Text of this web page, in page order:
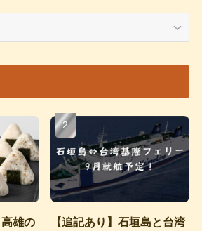
高雄の
【追記あり】石垣島と台湾